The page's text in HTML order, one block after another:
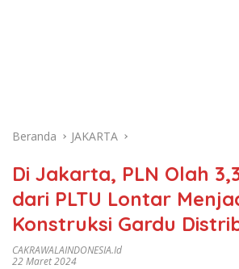
Beranda JAKARTA
Di Jakarta, PLN Olah
dari PLTU Lontar
Konstruksi Gardu
CAKRAWALAINDONESIA.id
22 Maret 2024